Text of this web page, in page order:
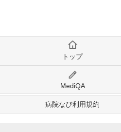
トップ
MediQA
病院なび利用規約